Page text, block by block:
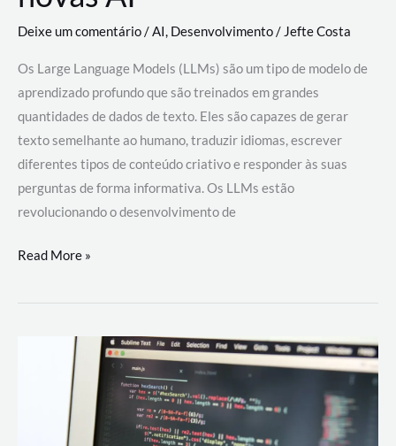
Deixe um comentário/AI, Desenvolvimento/ Jefte Costa
Os Large Language Models (LLMs) são um tipo de modelo de
aprendizado profundo que são treinados em grandes
quantidades de dados de texto. Eles são capazes de gerar
texto semelhante ao humano, traduzir idiomas, escrever
diferentes tipos de conteúdo criativo e responder às suas
perguntas de forma informativa. Os LLMs estão
revolucionando o desenvolvimento de
Large
Models
revolucionando
Read More »